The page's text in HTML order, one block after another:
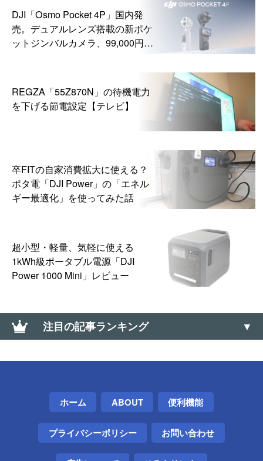
DJI「Osmo Pocket 4P」国内発
売。デュアルレンズ搭載の新ポケ
ットジンバルカメラ、99,000円か
REGZA「55Z870N」の待機電力
を下げる節電設定【テレビ】
卒FITの自家消費拡大に使える？
ポタ電「DJI Power」の「エネル
ギー最適化」を使ってみた話
超小型・軽量、気軽に使える
1kWh級ポータブル電源「DJI
Power 1000 Mini」レビュー
注目の記事ランキング
あきらめない！「すだれ」をクリップで網戸に掛け
る方法
【0570】高額な「ナビダイヤル」に安く電話を掛け
ホーム ABOUT 便利機能
プライバシーポリシー お問い合わせ